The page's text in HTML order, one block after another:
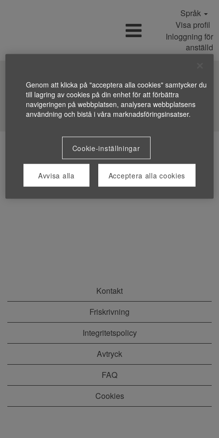
Språk
Visa profil
Inloggning för
anställd
Sök efter jobb
Kontakt
Friskrivning
Integritetspolicy
Avtryck
FAQ
Cookies
Genom att klicka på "acceptera alla cookies" samtycker du
till lagring av cookies på din enhet för att förbättra
navigeringen på webbplatsen, analysera webbplatsens
användning och bistå i våra marknadsföringsinsatser.
Cookie-inställningar
Avvisa alla Acceptera alla cookies